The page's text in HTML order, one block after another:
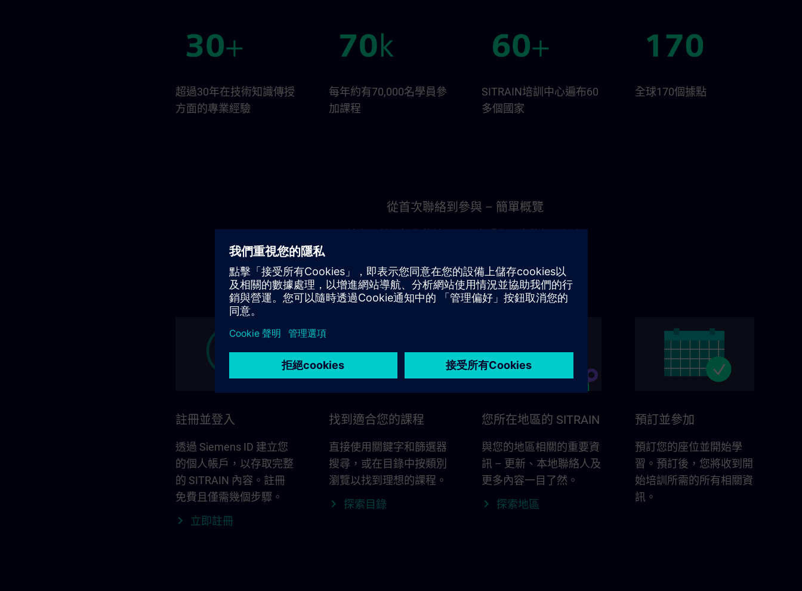
超過30年在技術知識傳授
方面的專業經驗
每年約有70,000名學員參
加課程
SITRAIN培訓中心遍布60
多個國家
全球170個據點
從首次聯絡到參與 – 簡單概覽
註冊並登入
透過 Siemens ID 建立您
的個人帳戶，以存取完整
的 SITRAIN 內容。註冊
免費且僅需幾個步驟。
立即註冊
找到適合您的課程
直接使用關鍵字和篩選器
搜尋，或在目錄中按類別
瀏覽以找到理想的課程。
探索目錄
您所在地區的 SITRAIN
與您的地區相關的重要資
訊 – 更新、本地聯絡人及
更多內容一目了然。
探索地區
預訂並參加
預訂您的座位並開始學
習。預訂後，您將收到開
始培訓所需的所有相關資
訊。